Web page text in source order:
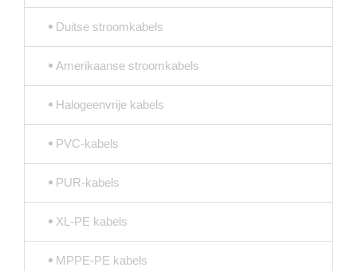
Duitse stroomkabels
Amerikaanse stroomkabels
Halogeenvrije kabels
PVC-kabels
PUR-kabels
XL-PE kabels
MPPE-PE kabels